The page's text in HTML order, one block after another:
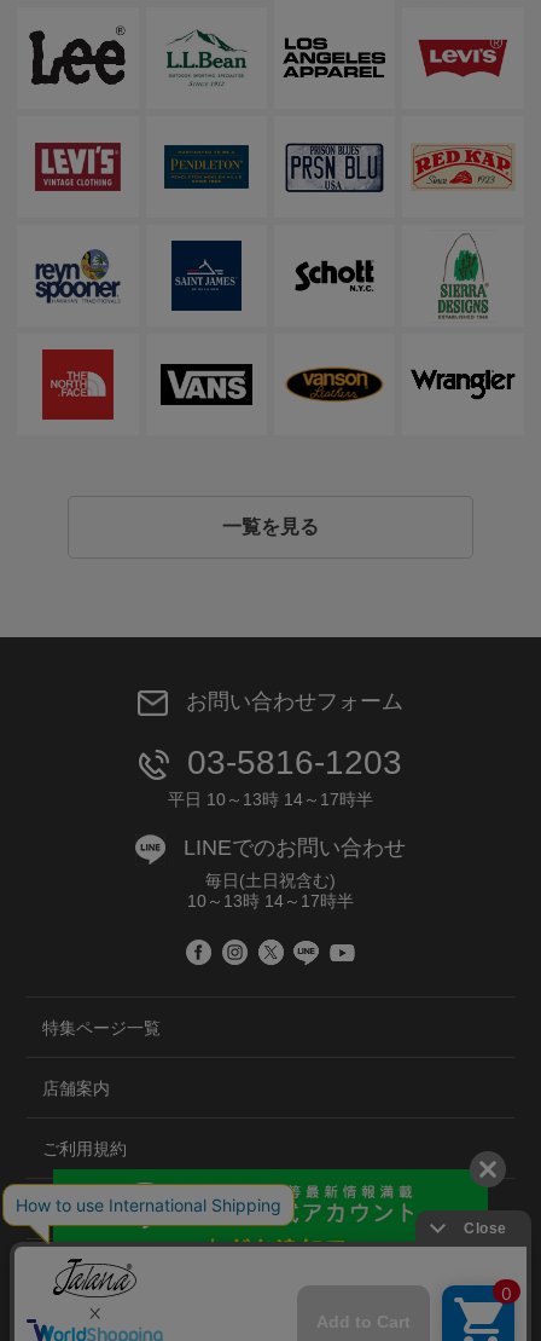
一覧を見る
お問い合わせフォーム
03-5816-1203
平日 10～13時 14～17時半
LINEでのお問い合わせ
毎日(土日祝含む)
10～13時 14～17時半
特集ページ一覧
店舗案内
ご利用規約
プライバシーポリシー
特定商取引法について
会社概要